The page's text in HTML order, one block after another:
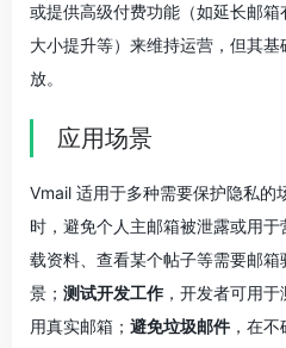
或提供高级付费功能（如延长邮
大小提升等）来维持运营，但其
放。
应用场景
Vmail 适用于多种需要保护隐私的
时，避免个人主邮箱被泄露或用于
载资料、查看某个帖子等需要邮
景； 测试开发工作 ，开发者可用
用真实邮箱； 避免垃圾邮件 ，在